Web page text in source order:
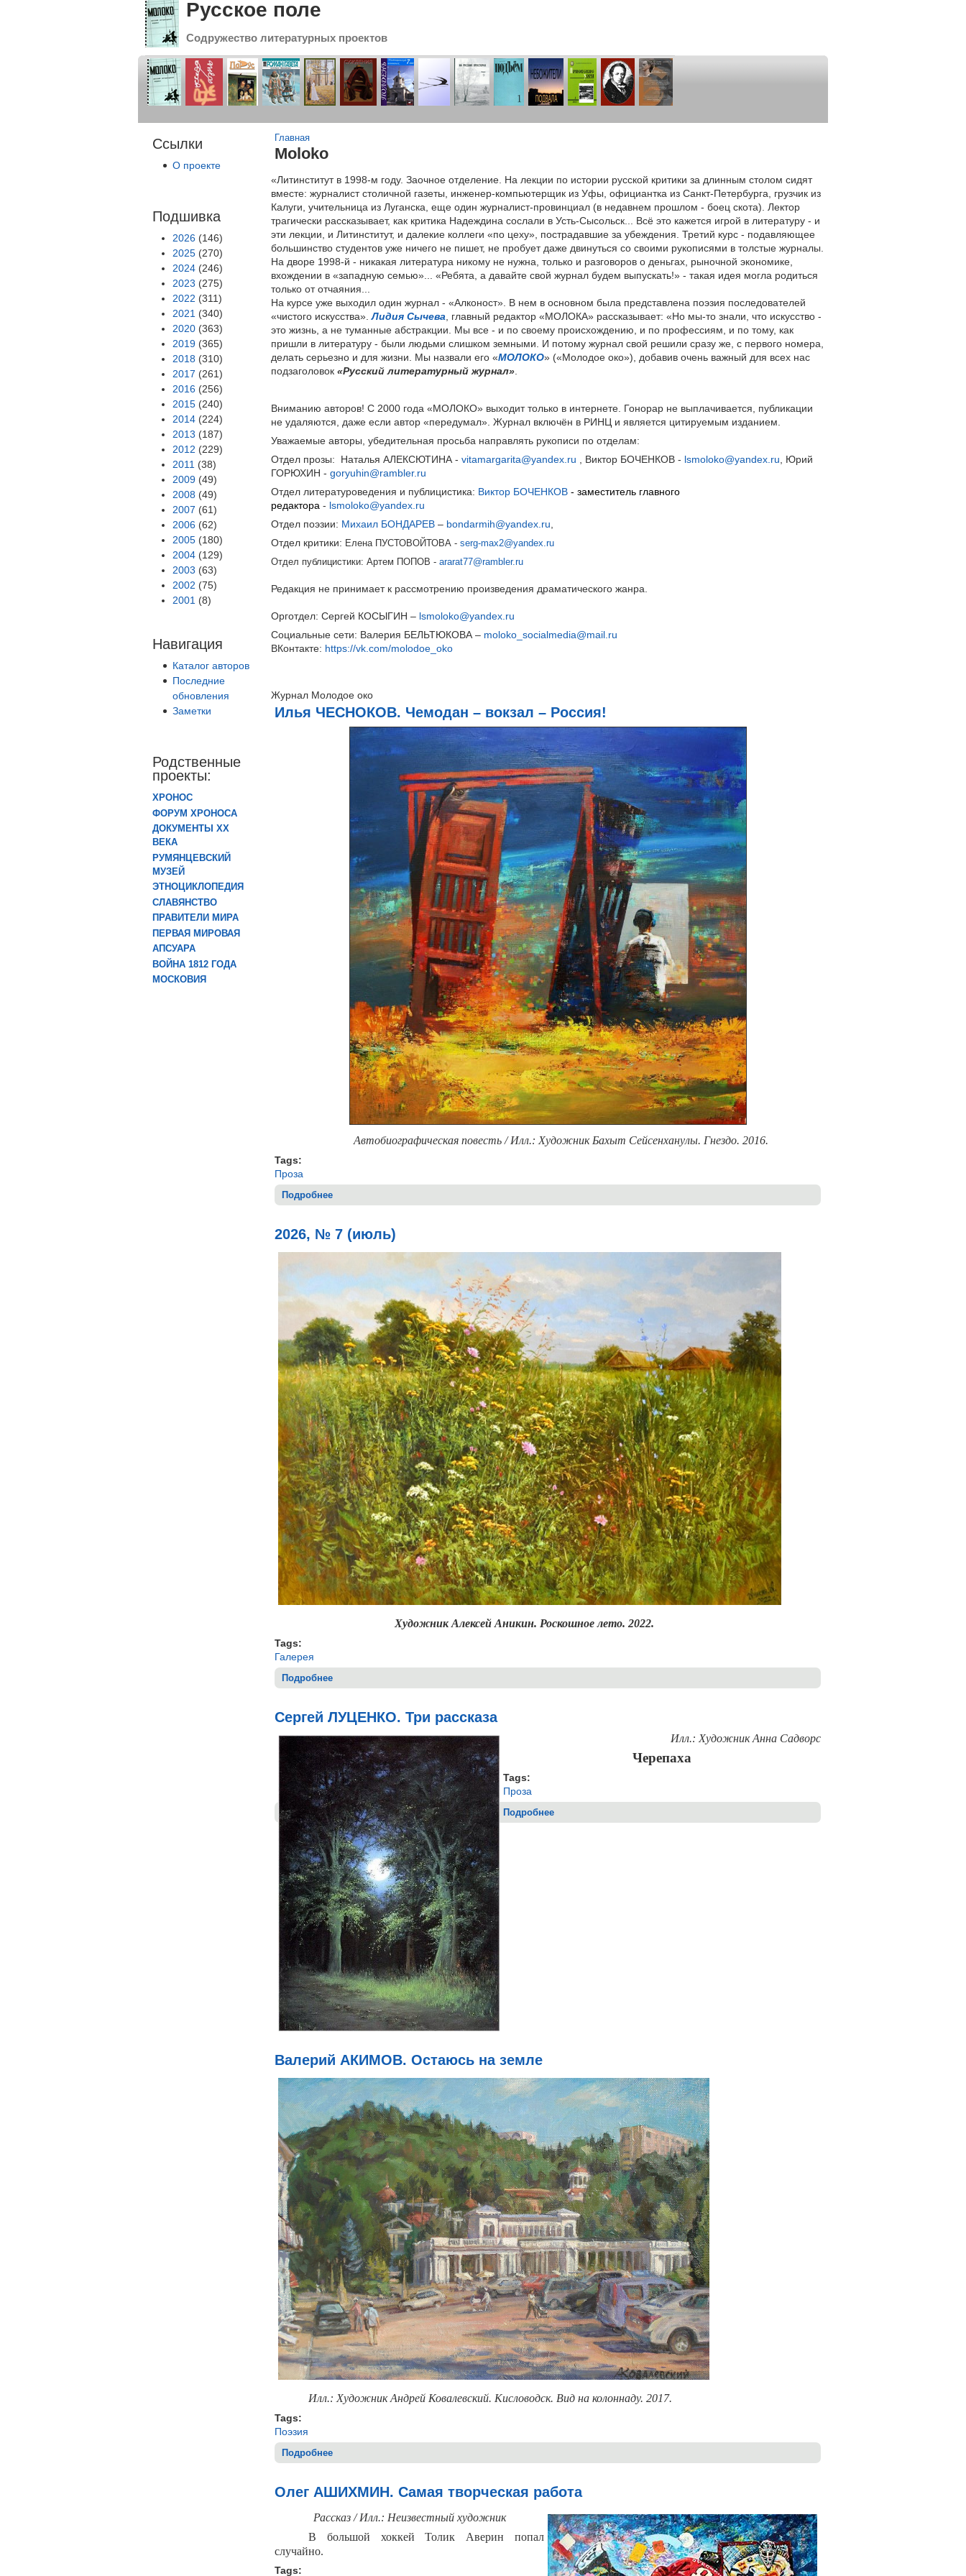
Русское поле
Содружество литературных проектов
Ссылки
О проекте
Подшивка
2026 (146)
2025 (270)
2024 (246)
2023 (275)
2022 (311)
2021 (340)
2020 (363)
2019 (365)
2018 (310)
2017 (261)
2016 (256)
2015 (240)
2014 (224)
2013 (187)
2012 (229)
2011 (38)
2009 (49)
2008 (49)
2007 (61)
2006 (62)
2005 (180)
2004 (129)
2003 (63)
2002 (75)
2001 (8)
Навигация
Каталог авторов
Последние
обновления
Заметки
Родственные
проекты:
ХРОНОС
ФОРУМ ХРОНОСА
ДОКУМЕНТЫ XX
ВЕКА
РУМЯНЦЕВСКИЙ
МУЗЕЙ
ЭТНОЦИКЛОПЕДИЯ
СЛАВЯНСТВО
ПРАВИТЕЛИ МИРА
ПЕРВАЯ МИРОВАЯ
АПСУАРА
ВОЙНА 1812 ГОДА
МОСКОВИЯ
Вы здесь
Главная
Moloko
«Литинститут в 1998-м году. Заочное отделение. На лекции по истории русской критики за длинным столом сидят
вместе: журналист столичной газеты, инженер-компьютерщик из Уфы, официантка из Санкт-Петербурга, грузчик из
Калуги, учительница из Луганска, еще один журналист-провинциал (в недавнем прошлом - боец скота). Лектор
трагически рассказывает, как критика Надеждина сослали в Усть-Сысольск... Всё это кажется игрой в литературу - и
эти лекции, и Литинститут, и далекие коллеги «по цеху», пострадавшие за убеждения. Третий курс - подавляющее
большинство студентов уже ничего не пишет, не пробует даже двинуться со своими рукописями в толстые журналы.
На дворе 1998-й - никакая литература никому не нужна, только и разговоров о деньгах, рыночной экономике,
вхождении в «западную семью»... «Ребята, а давайте свой журнал будем выпускать!» - такая идея могла родиться
только от отчаяния...
На курсе уже выходил один журнал - «Алконост». В нем в основном была представлена поэзия последователей
«чистого искусства».Лидия Сычева, главный редактор «МОЛОКА» рассказывает: «Но мы-то знали, что искусство -
это жизнь, а не туманные абстракции. Мы все - и по своему происхождению, и по профессиям, и по тому, как
пришли в литературу - были людьми слишком земными. И потому журнал свой решили сразу же, с первого номера,
делать серьезно и для жизни. Мы назвали его «МОЛОКО» («Молодое око»), добавив очень важный для всех нас
подзаголовок «Русский литературный журнал».
Вниманию авторов! С 2000 года «МОЛОКО» выходит только в интернете. Гонорар не выплачивается, публикации
не удаляются, даже если автор «передумал». Журнал включён в РИНЦ и является цитируемым изданием.
Уважаемые авторы, убедительная просьба направлять рукописи по отделам:
Отдел прозы: Наталья АЛЕКСЮТИНА - vitamargarita@yandex.ru , Виктор БОЧЕНКОВ - lsmoloko@yandex.ru, Юрий
ГОРЮХИН - goryuhin@rambler.ru
Отдел литературоведения и публицистика: Виктор БОЧЕНКОВ - заместитель главного
редактора - lsmoloko@yandex.ru
Отдел поэзии: Михаил БОНДАРЕВ – bondarmih@yandex.ru,
Отдел критики: Елена ПУСТОВОЙТОВА - serg-max2@yandex.ru
Отдел публицистики: Артем ПОПОВ - ararat77@rambler.ru
Редакция не принимает к рассмотрению произведения драматического жанра.
Орготдел: Сергей КОСЫГИН – lsmoloko@yandex.ru
Социальные сети: Валерия БЕЛЬТЮКОВА – moloko_socialmedia@mail.ru
ВКонтакте: https://vk.com/molodoe_oko
Журнал Молодое око
Илья ЧЕСНОКОВ. Чемодан – вокзал – Россия!
Автобиографическая повесть / Илл.: Художник Бахыт Сейсенханулы. Гнездо. 2016.
Tags:
Проза
Подробнее
2026, № 7 (июль)
Художник Алексей Аникин. Роскошное лето. 2022.
Tags:
Галерея
Подробнее
Сергей ЛУЦЕНКО. Три рассказа
Илл.: Художник Анна Садворс
Черепаха
Tags:
Проза
Подробнее
Валерий АКИМОВ. Остаюсь на земле
Илл.: Художник Андрей Ковалевский. Кисловодск. Вид на колоннаду. 2017.
Tags:
Поэзия
Подробнее
Олег АШИХМИН. Самая творческая работа
Рассказ / Илл.: Неизвестный художник
В большой хоккей Толик Аверин попал
случайно.
Tags: